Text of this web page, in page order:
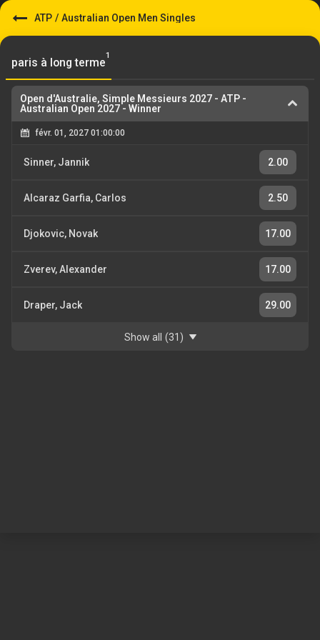
ATP / Australian Open Men Singles
paris à long terme
1
Open d'Australie, Simple Messieurs 2027 - ATP -
Australian Open 2027 - Winner
févr. 01, 2027 01:00:00
Sinner, Jannik 2.00
Alcaraz Garfia, Carlos 2.50
Djokovic, Novak 17.00
Zverev, Alexander 17.00
Draper, Jack 29.00
Show all (31)